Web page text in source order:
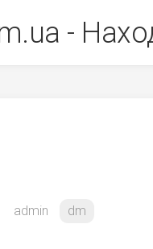
-
admin dm